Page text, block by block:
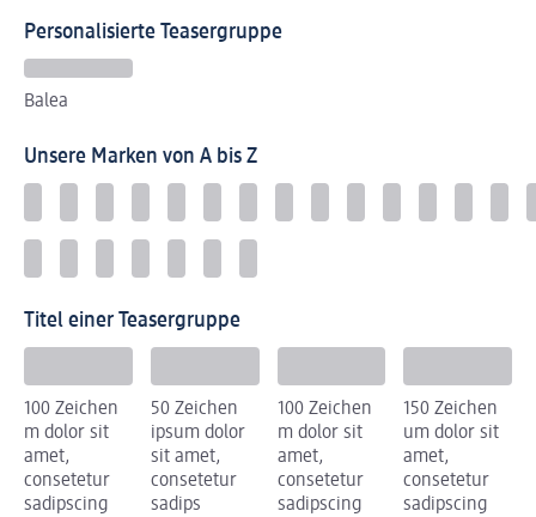
Personalisierte Teasergruppe
Balea
Unsere Marken von A bis Z
Titel einer Teasergruppe
100 Zeichen
m dolor sit
amet,
consetetur
sadipscing
50 Zeichen
ipsum dolor
sit amet,
consetetur
sadips
100 Zeichen
m dolor sit
amet,
consetetur
sadipscing
150 Zeichen
um dolor sit
amet,
consetetur
sadipscing